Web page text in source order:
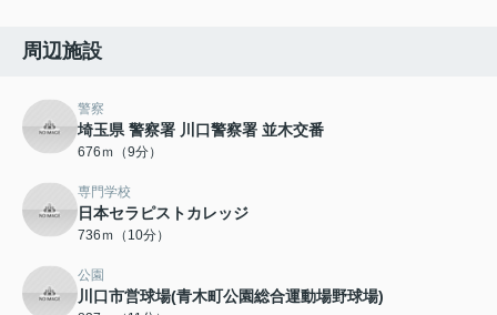
周辺施設
警察
埼玉県 警察署 川口警察署 並木交番
676ｍ（9分）
専門学校
日本セラピストカレッジ
736ｍ（10分）
公園
川口市営球場(青木町公園総合運動場野球場)